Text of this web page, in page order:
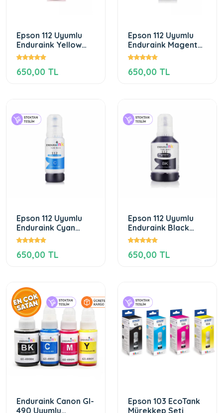
Epson 112 Uyumlu
Enduraink Yellow
Mürekkep
650,00 TL
Epson 112 Uyumlu
Enduraink Magenta
Mürekkep
650,00 TL
Epson 112 Uyumlu
Enduraink Cyan
Mürekkep
650,00 TL
Epson 112 Uyumlu
Enduraink Black
Mürekkep
650,00 TL
Enduraink Canon GI-
490 Uyumlu
Epson 103 EcoTank
Mürekkep Seti